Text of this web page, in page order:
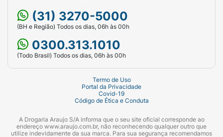
(31) 3270-5000
(BH e Região) Todos os dias, 06h às 00h
0300.313.1010
(Todo Brasil) Todos os dias, 06h às 00h
Termo de Uso
Portal da Privacidade
Covid-19
Código de Ética e Conduta
A Drogaria Araujo S/A informa que o seu site oficial corresponde ao
endereço www.araujo.com.br, não reconhecendo qualquer outro que
utilize indevidamente da sua marca. Para sua segurança recomendamos